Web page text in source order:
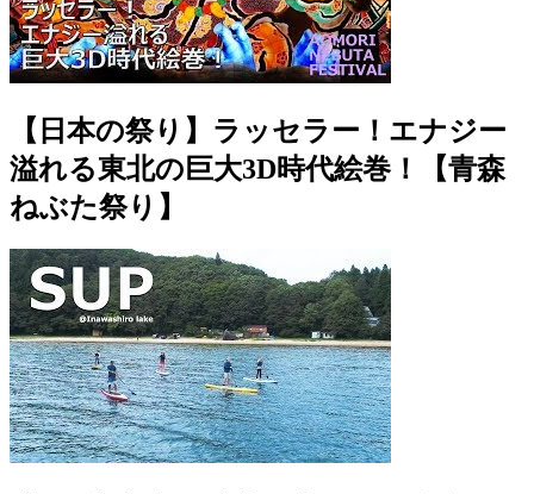
【日本の祭り】ラッセラー！エナジー
溢れる東北の巨大3D時代絵巻！【青森
ねぶた祭り】